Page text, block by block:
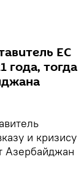
ЕС
года, тогда
и кризису
Азербайджан